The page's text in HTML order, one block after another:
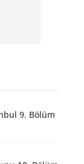
9. Bölüm